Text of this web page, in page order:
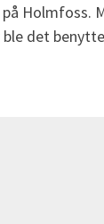
Holmfoss.
det